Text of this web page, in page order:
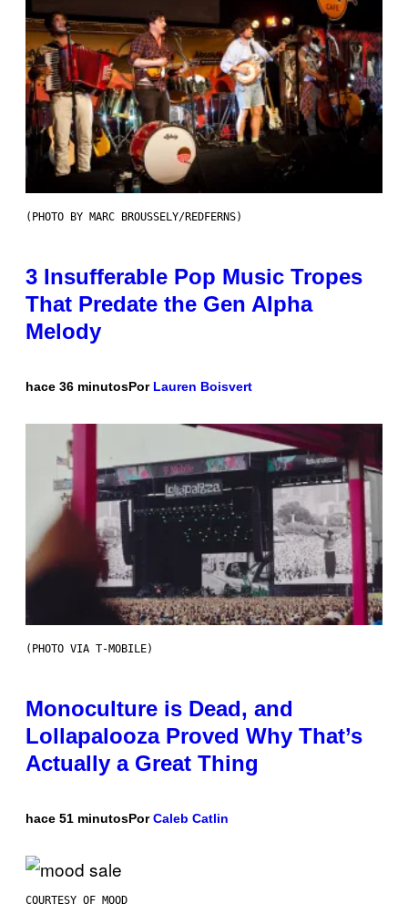
(PHOTO BY MARC BROUSSELY/REDFERNS)
3 Insufferable Pop Music Tropes
That Predate the Gen Alpha
Melody
hace 36 minutosPor Lauren Boisvert
(PHOTO VIA T-MOBILE)
Monoculture is Dead, and
Lollapalooza Proved Why That’s
Actually a Great Thing
hace 51 minutosPorCaleb Catlin
COURTESY OF MOOD